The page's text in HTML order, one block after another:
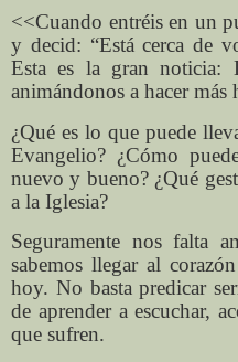
<<Cuando entréis en un
y decid: “Está cerca de
Esta es la gran noticia:
animándonos a hacer más
¿Qué es lo que puede
Evangelio? ¿Cómo
nuevo y bueno? ¿Qué
a la Iglesia?
Seguramente nos falta
sabemos llegar al
hoy. No basta predicar
de aprender a escuchar,
que sufren.